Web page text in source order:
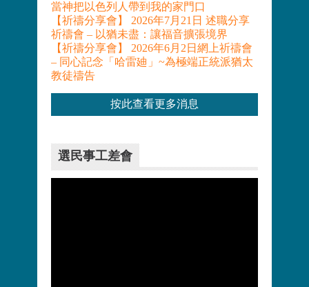
當神把以色列人帶到我的家門口
【祈禱分享會】 2026年7月21日 述職分享
祈禱會 – 以猶未盡：讓福音擴張境界
【祈禱分享會】 2026年6月2日網上祈禱會
– 同心記念「哈雷廸」~為極端正統派猶太
教徒禱告
按此查看更多消息
選民事工差會